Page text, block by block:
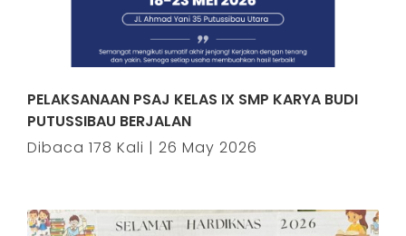
PELAKSANAAN PSAJ KELAS IX SMP KARYA BUDI
PUTUSSIBAU BERJALAN
Dibaca 178 Kali | 26 May 2026